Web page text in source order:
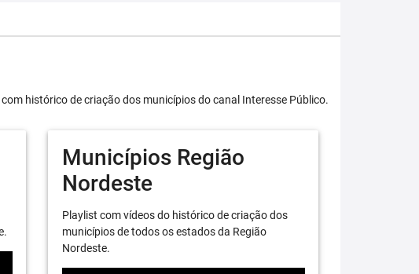
histórico de criação dos municípios do canal Interesse Público.
Municípios Região
Nordeste
Playlist com vídeos do histórico de criação dos
municípios de todos os estados da Região
Nordeste.